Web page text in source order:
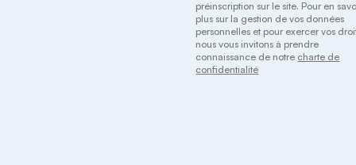
préinscription sur le site. Pour en
plus sur la gestion de vos données
personnelles et pour exercer vos
nous vous invitons à prendre
connaissance de notre charte de
confidentialité